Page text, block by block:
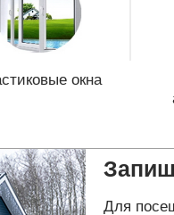
окна
Для